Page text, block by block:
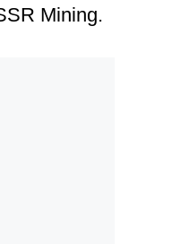
Mining.